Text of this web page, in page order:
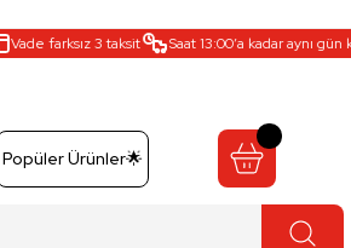
Vade farksız 3 taksit Saat 13:00’a kadar aynı gün
Popüler Ürünler🌟